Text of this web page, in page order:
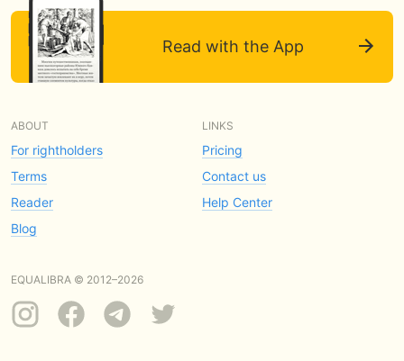
Read with the App
ABOUT
For rightholders
Terms
Reader
Blog
LINKS
Pricing
Contact us
Help Center
EQUALIBRA © 2012–2026